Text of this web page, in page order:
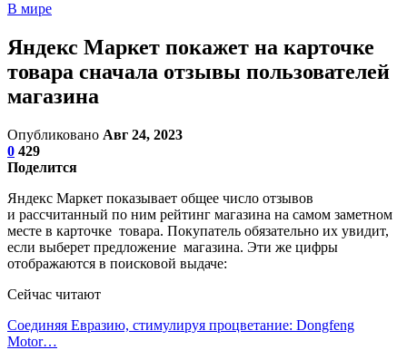
В мире
Яндекс Маркет покажет на карточке
товара сначала отзывы пользователей
магазина
Опубликовано Авг 24, 2023
0 429
Поделится
Яндекс Маркет показывает общее число отзывов
и рассчитанный по ним рейтинг магазина на самом заметном
месте в карточке товара. Покупатель обязательно их увидит,
если выберет предложение магазина. Эти же цифры
отображаются в поисковой выдаче:
Сейчас читают
Соединяя Евразию, стимулируя процветание: Dongfeng
Motor…